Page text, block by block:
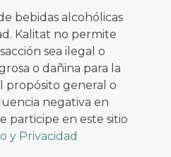
bebidas alcohólicas
Kalitat no permite
sea ilegal o
o dañina para la
propósito general o
negativa en
participe en este sitio
y Privacidad